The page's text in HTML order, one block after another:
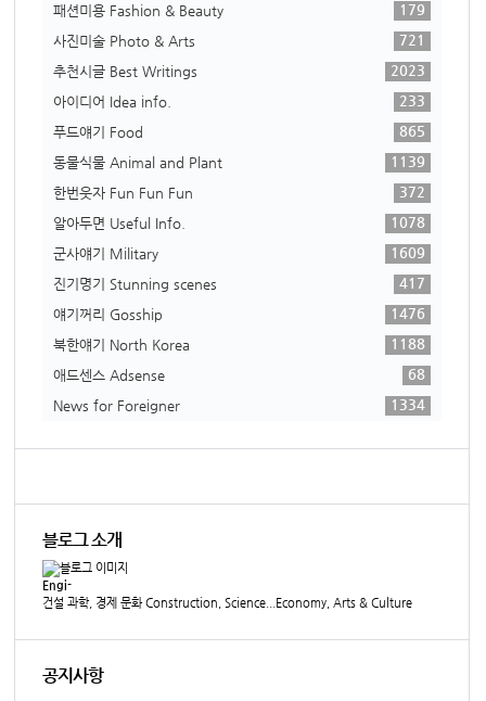
패션미용 Fashion & Beauty
179
사진미술 Photo & Arts
721
추천시글 Best Writings
2023
아이디어 Idea info.
233
푸드얘기 Food
865
동물식물 Animal and Plant
1139
한번웃자 Fun Fun Fun
372
알아두면 Useful Info.
1078
군사얘기 Military
1609
진기명기 Stunning scenes
417
얘기꺼리 Gosship
1476
북한얘기 North Korea
1188
애드센스 Adsense
68
News for Foreigner
1334
블로그 소개
Engi-
건설 과학, 경제 문화 Construction, Science...Economy, Arts & Culture
공지사항